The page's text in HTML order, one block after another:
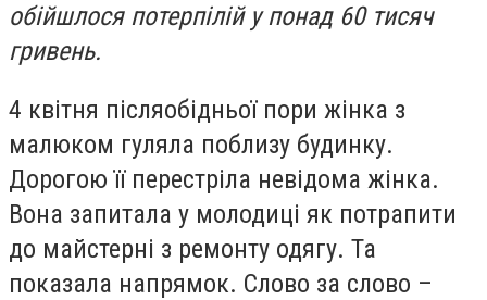
обійшлося потерпілій у понад 60 тисяч
гривень.
4 квітня післяобідньої пори жінка з
малюком гуляла поблизу будинку.
Дорогою її перестріла невідома жінка.
Вона запитала у молодиці як потрапити
до майстерні з ремонту одягу. Та
показала напрямок. Слово за слово –